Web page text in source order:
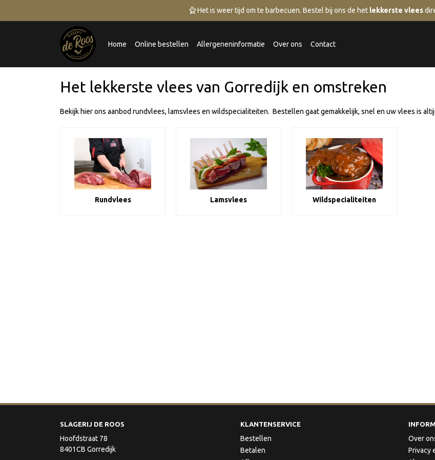
 Het is weer tijd om te barbecuen. Bestel bij ons de het lekkerste vlees
Home Online bestellen Allergeneninformatie Over ons Contact
Het lekkerste vlees van Gorredijk en omstreken
Bekijk hier ons aanbod rundvlees, lamsvlees en wildspecialiteiten. Bestellen gaat gemakkelijk, snel en uw vlees is
Rundvlees Lamsvlees Wildspecialiteiten
SLAGERIJ DE ROOS
Hoofdstraat 78
8401CB Gorredijk
KLANTENSERVICE
Bestellen
Betalen
Over
Privacy